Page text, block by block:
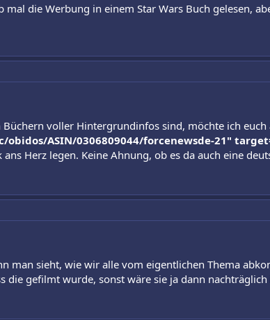
mal die Werbung in einem Star Wars Buch gelesen,
voller Hintergrundinfos sind, möchte ich euch
ASIN/0306809044/forcenewsde-21"
Herz legen. Keine Ahnung, ob es da auch eine
man sieht, wie wir alle vom eigentlichen Thema
die gefilmt wurde, sonst wäre sie ja dann nachträglich